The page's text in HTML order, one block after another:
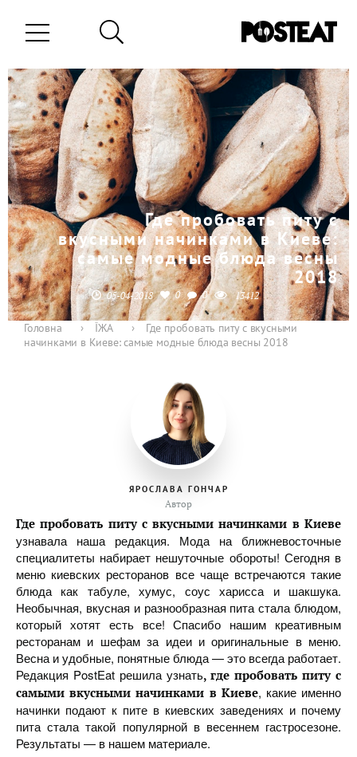
Где пробовать питу с
вкусными начинками в Киеве:
самые модные блюда весны
2018
05-04-2018 0 0 13412
Головна › ЇЖА ›
Где пробовать питу с вкусными
начинками в Киеве: самые модные блюда весны 2018
ЯРОСЛАВА ГОНЧАР
Автор
Где пробовать питу с вкусными начинками в Киеве
узнавала наша редакция. Мода на ближневосточные
специалитеты набирает нешуточные обороты! Сегодня в
меню киевских ресторанов все чаще встречаются такие
блюда как табуле, хумус, соус харисса и шакшука.
Необычная, вкусная и разнообразная пита стала блюдом,
который хотят есть все! Спасибо нашим креативным
ресторанам и шефам за идеи и оригинальные в меню.
Весна и удобные, понятные блюда — это всегда работает.
Редакция PostEat решила узнать, где пробовать питу с
самыми вкусными начинками в Киеве, какие именно
начинки подают к пите в киевских заведениях и почему
пита стала такой популярной в весеннем гастросезоне.
Результаты — в нашем материале.